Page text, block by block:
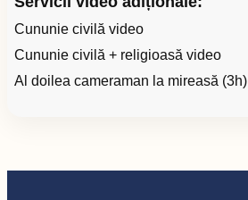
Cununie civilă video
Cununie civilă + religioasă video
Al doilea cameraman la mireasă (3h)